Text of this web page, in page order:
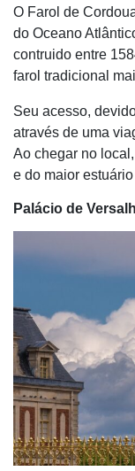
O Farol de
do Oceano
contruido entre
farol tradicional
Seu acesso,
através de uma
Ao chegar no
e do maior
Palácio de